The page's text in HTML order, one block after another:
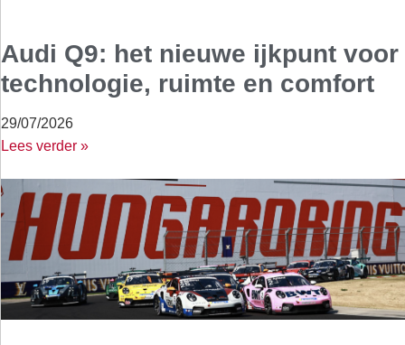
Audi Q9: het nieuwe ijkpunt voor
technologie, ruimte en comfort
29/07/2026
Lees verder »